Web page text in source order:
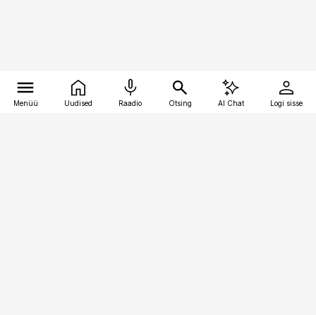
Menüü Uudised Raadio Otsing AI Chat Logi sisse